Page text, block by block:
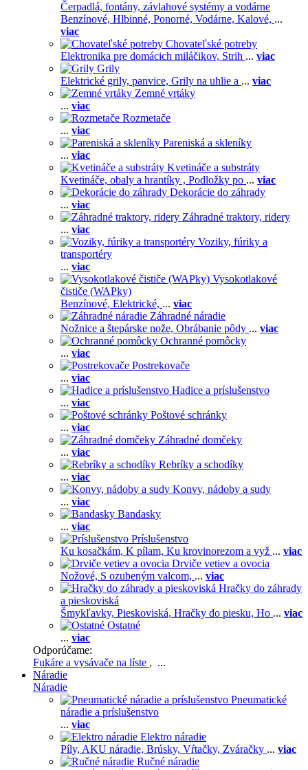
Čerpadlá, fontány, závlahové systémy a vodárne
Benzínové, Hlbinné, Ponorné, Vodárne, Kalové, ...
viac
Chovateľské potreby
Elektronika pre domácich miláčikov, Strih ... viac
Grily
Elektrické grily, panvice, Grily na uhlie a ... viac
Zemné vrtáky
... viac
Rozmetače
... viac
Pareniská a skleníky
... viac
Kvetináče a substráty
Kvetináče, obaly a hrantíky , Podložky po ... viac
Dekorácie do záhrady
... viac
Záhradné traktory, ridery
... viac
Voziky, fúriky a
transportéry
... viac
Vysokotlakové
čističe (WAPky)
Benzínové, Elektrické, ... viac
Záhradné náradie
Nožnice a štepárske nože, Obrábanie pôdy ... viac
Ochranné pomôcky
... viac
Postrekovače
... viac
Hadice a príslušenstvo
... viac
Poštové schránky
... viac
Záhradné domčeky
... viac
Rebríky a schodíky
... viac
Konvy, nádoby a sudy
... viac
Bandasky
... viac
Príslušenstvo
Ku kosačkám, K pílam, Ku krovinorezom a vyž ... viac
Drviče vetiev a ovocia
Nožové, S ozubeným valcom, ... viac
Hračky do záhrady
a pieskoviská
Šmykľavky, Pieskoviská, Hračky do piesku, Ho ... viac
Ostatné
... viac
Odporúčame:
Fukáre a vysávače na líste , ...
Náradie
Náradie
Pneumatické
náradie a príslušenstvo
... viac
Elektro náradie
Píly, AKU náradie, Brúsky, Vŕtačky, Zváračky ... viac
Ručné náradie